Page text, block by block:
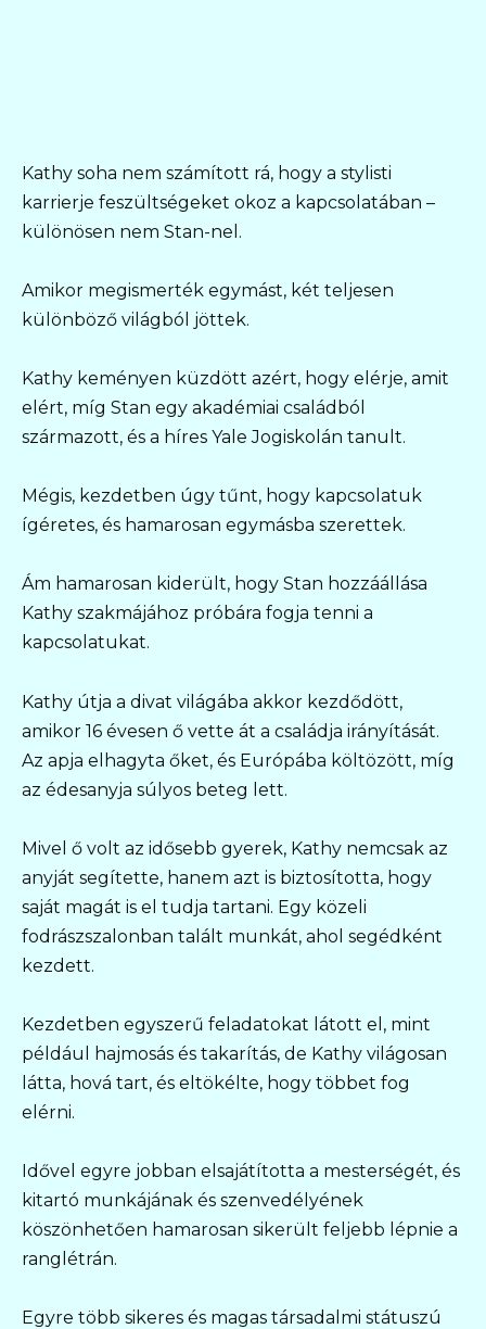
Kathy soha nem számított rá, hogy a stylisti
karrierje feszültségeket okoz a kapcsolatában –
különösen nem Stan-nel.
Amikor megismerték egymást, két teljesen
különböző világból jöttek.
Kathy keményen küzdött azért, hogy elérje, amit
elért, míg Stan egy akadémiai családból
származott, és a híres Yale Jogiskolán tanult.
Mégis, kezdetben úgy tűnt, hogy kapcsolatuk
ígéretes, és hamarosan egymásba szerettek.
Ám hamarosan kiderült, hogy Stan hozzáállása
Kathy szakmájához próbára fogja tenni a
kapcsolatukat.
Kathy útja a divat világába akkor kezdődött,
amikor 16 évesen ő vette át a családja irányítását.
Az apja elhagyta őket, és Európába költözött, míg
az édesanyja súlyos beteg lett.
Mivel ő volt az idősebb gyerek, Kathy nemcsak az
anyját segítette, hanem azt is biztosította, hogy
saját magát is el tudja tartani. Egy közeli
fodrászszalonban talált munkát, ahol segédként
kezdett.
Kezdetben egyszerű feladatokat látott el, mint
például hajmosás és takarítás, de Kathy világosan
látta, hová tart, és eltökélte, hogy többet fog
elérni.
Idővel egyre jobban elsajátította a mesterségét, és
kitartó munkájának és szenvedélyének
köszönhetően hamarosan sikerült feljebb lépnie a
ranglétrán.
Egyre több sikeres és magas társadalmi státuszú